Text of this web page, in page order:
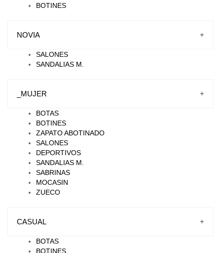
BOTINES
NOVIA +
SALONES
SANDALIAS M.
_MUJER +
BOTAS
BOTINES
ZAPATO ABOTINADO
SALONES
DEPORTIVOS
SANDALIAS M.
SABRINAS
MOCASIN
ZUECO
CASUAL +
BOTAS
BOTINES